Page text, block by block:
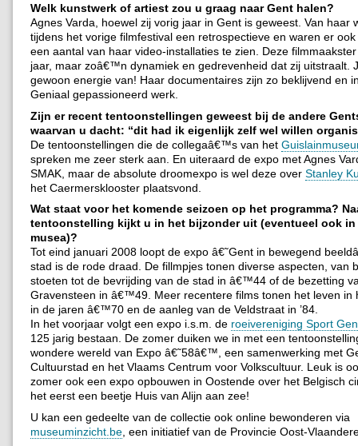
Welk kunstwerk of artiest zou u graag naar Gent halen?
Agnes Varda, hoewel zij vorig jaar in Gent is geweest. Van haar
tijdens het vorige filmfestival een retrospectieve en waren er
een aantal van haar video-installaties te zien. Deze
jaar, maar zoâ€™n dynamiek en gedrevenheid dat zij uitstraalt.
gewoon energie van! Haar documentaires zijn zo beklijvend en
Geniaal gepassioneerd werk.
Zijn er recent tentoonstellingen geweest bij de andere
waarvan u dacht: “dit had ik eigenlijk zelf wel willen
De tentoonstellingen die de collegaâ€™s van het
spreken me zeer sterk aan. En uiteraard de expo met Agnes
SMAK, maar de absolute droomexpo is wel deze over Stanley
het Caermersklooster plaatsvond.
Wat staat voor het komende seizoen op het programma?
tentoonstelling kijkt u in het bijzonder uit (eventueel ook in
musea)?
Tot eind januari 2008 loopt de expo â€˜Gent in bewegend
stad is de rode draad. De fillmpjes tonen diverse aspecten, van
stoeten tot de bevrijding van de stad in â€™44 of de bezetting
Gravensteen in â€™49. Meer recentere films tonen het leven in
in de jaren â€™70 en de aanleg van de Veldstraat in ’84.
In het voorjaar volgt een expo i.s.m. de roeivereniging Sport
125 jarig bestaan. De zomer duiken we in met een
wondere wereld van Expo â€˜58â€™, een samenwerking met
Cultuurstad en het Vlaams Centrum voor Volkscultuur. Leuk is
zomer ook een expo opbouwen in Oostende over het Belgisch
het eerst een beetje Huis van Alijn aan zee!
U kan een gedeelte van de collectie ook online bewonderen via
museuminzicht.be, een initiatief van de Provincie Oost-